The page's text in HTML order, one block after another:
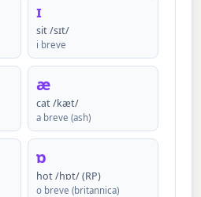
ɪ
sit /sɪt/
i breve
æ
cat /kæt/
a breve (ash)
ɒ
hot /hɒt/ (RP)
o breve (britannica)